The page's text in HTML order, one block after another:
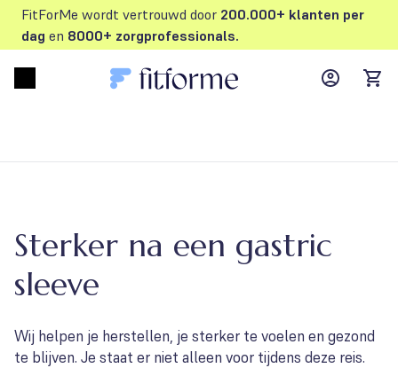
FitForMe wordt vertrouwd door 200.000+ klanten per
dag en 8000+ zorgprofessionals.
MyFFM
Sterker na een gastric
sleeve
Wij helpen je herstellen, je sterker te voelen en gezond
te blijven. Je staat er niet alleen voor tijdens deze reis.